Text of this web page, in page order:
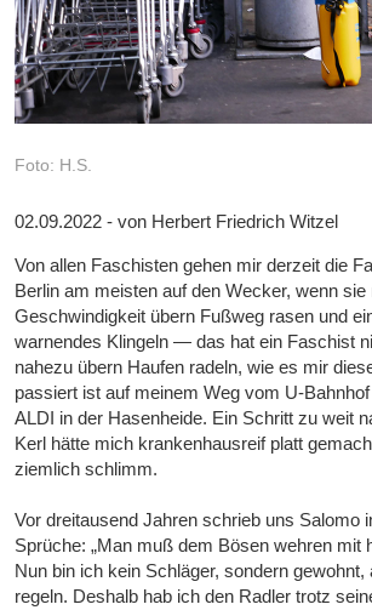
Foto: H.S.
02.09.2022 - von Herbert Friedrich Witzel
Von allen Faschisten gehen mir derzeit die
Berlin am meisten auf den Wecker, wenn sie
Geschwindigkeit übern Fußweg rasen und
warnendes Klingeln — das hat ein Faschist
nahezu übern Haufen radeln, wie es mir
passiert ist auf meinem Weg vom U-
ALDI in der Hasenheide. Ein Schritt zu weit
Kerl hätte mich krankenhausreif platt
ziemlich schlimm.
Vor dreitausend Jahren schrieb uns Salomo
Sprüche: „Man muß dem Bösen wehren mit
Nun bin ich kein Schläger, sondern
regeln. Deshalb hab ich den Radler trotz